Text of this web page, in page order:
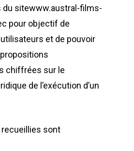
du sitewww.austral-films-
pour objectif de
et de pouvoir
chiffrées sur le
de l’exécution d’un
sont